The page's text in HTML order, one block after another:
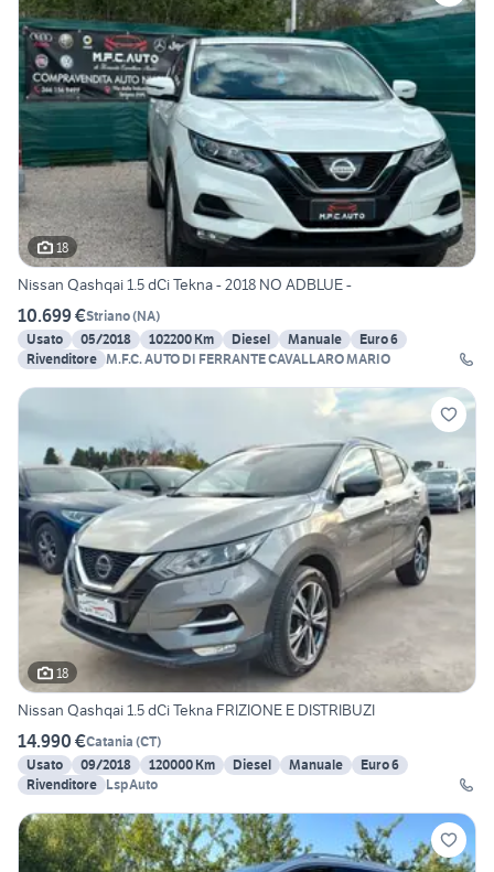
18
Nissan Qashqai 1.5 dCi Tekna - 2018 NO ADBLUE -
10.699 €Striano(NA)
Usato
05/2018 102200 Km Diesel Manuale
Euro 6
Rivenditore M.F.C. AUTO DI FERRANTE CAVALLARO MARIO
18
Nissan Qashqai 1.5 dCi Tekna FRIZIONE E DISTRIBUZI
14.990 €Catania (CT)
Usato
09/2018 120000 Km Diesel Manuale
Euro 6
Rivenditore LspAuto